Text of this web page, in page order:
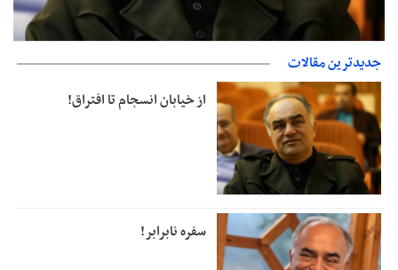
از خیابان انسجام تا افتراق!
جزئیات فعال‌سازی «کیف پول ایران» اعلام شد
جدیدترین مقالات
از خیابان انسجام تا افتراق!
سفره نابرابر!